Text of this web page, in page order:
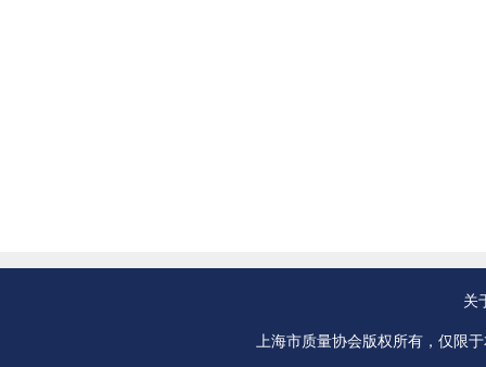
关
上海市质量协会版权所有，仅限